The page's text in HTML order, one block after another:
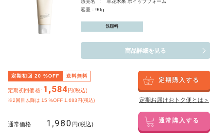
販売名 : 草花木果 ホイップフォーム
容量：90g
洗顔料
商品詳細を見る
定期初回 20 %OFF 送料無料
定期初回価格: 1,584円(税込)
※2回目以降は 15 %OFF 1,683円(税込)
定期購入する
定期お届けおトク便とは＞
通常価格 1,980 円(税込) 通常購入する